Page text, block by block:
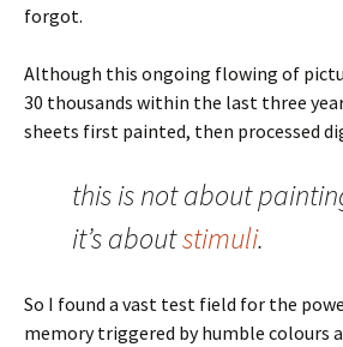
forgot.
Although this ongoing flowing of
30 thousands within the last three
sheets first painted, then processed
this is not about
it’s aboutstimuli.
So I found a vast test field for the
memory triggered by humble colours